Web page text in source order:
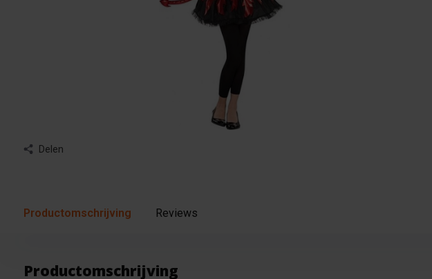
Delen
Productomschrijving Reviews
Productomschrijving